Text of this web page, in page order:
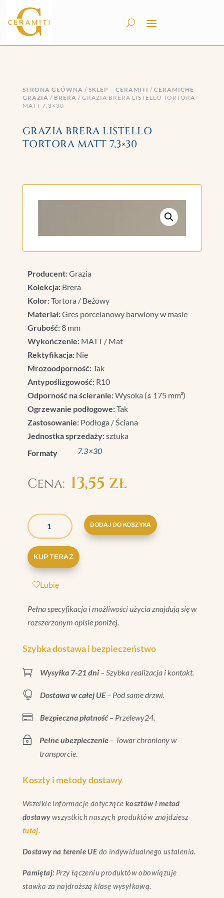
STRONA GŁÓWNA / SKLEP – CERAMITI / CERAMICHE
GRAZIA / BRERA / GRAZIA BRERA LISTELLO TORTORA
MATT 7,3×30
GRAZIA BRERA LISTELLO
TORTORA MATT 7,3×30
Producent:Grazia
Kolekcja:Brera
Kolor:Tortora / Beżowy
Materiał:Gres porcelanowy barwiony w masie
Grubość:8 mm
Wykończenie:MATT / Mat
Rektyfikacja:Nie
Mrozoodporność:Tak
Antypoślizgowość:R10
Odporność na ścieranie:Wysoka (≤ 175 mm³)
Ogrzewanie podłogowe:Tak
Zastosowanie:Podłoga / Ściana
Jednostka sprzedaży:sztuka
Formaty
7.3×30
13,55 zł
GRAZIA
BRERA
LISTELLO
TORTORA
7,3X30
DODAJ DO KOSZYKA
KUP TERAZ
Lubię
Pełna specyfikacja i możliwości użycia znajdują się w
rozszerzonym opisie poniżej.
Szybka dostawa i bezpieczeństwo
 Wysyłka 7-21 dni– Szybka realizacja i kontakt.
 Dostawa w całej UE– Pod same drzwi.
 Bezpieczna płatność– Przelewy24.
~ Pełne ubezpieczenie– Towar chroniony w
transporcie.
Koszty i metody dostawy
Wszelkie informacje dotyczące kosztów i metod
dostawywszystkich naszych produktów znajdziesz
tutaj.
Dostawy na terenie UE do indywidualnego ustalenia.
Pamiętaj: Przy łączeniu produktów obowiązuje
stawka za najdroższą klasę wysyłkową.